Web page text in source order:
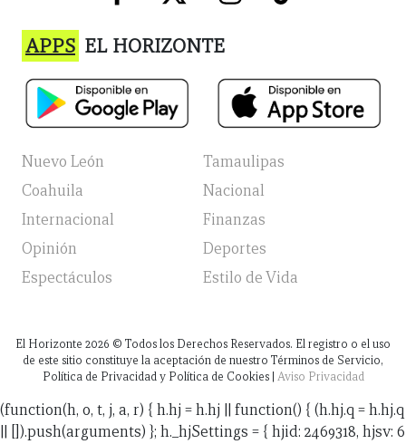
APPS EL HORIZONTE
Nuevo León
Tamaulipas
Coahuila
Nacional
Internacional
Finanzas
Opinión
Deportes
Espectáculos
Estilo de Vida
El Horizonte 2026 © Todos los Derechos Reservados. El registro o el uso
de este sitio constituye la aceptación de nuestro Términos de Servicio,
Política de Privacidad y Política de Cookies | Aviso Privacidad
(function(h, o, t, j, a, r) { h.hj = h.hj || function() { (h.hj.q = h.hj.q
|| []).push(arguments) }; h._hjSettings = { hjid: 2469318, hjsv: 6